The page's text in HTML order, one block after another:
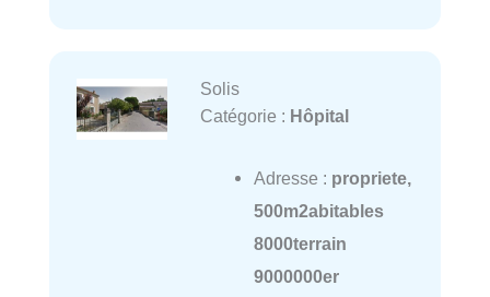
Solis
Catégorie : Hôpital
Adresse : propriete,
500m2abitables
8000terrain
9000000er